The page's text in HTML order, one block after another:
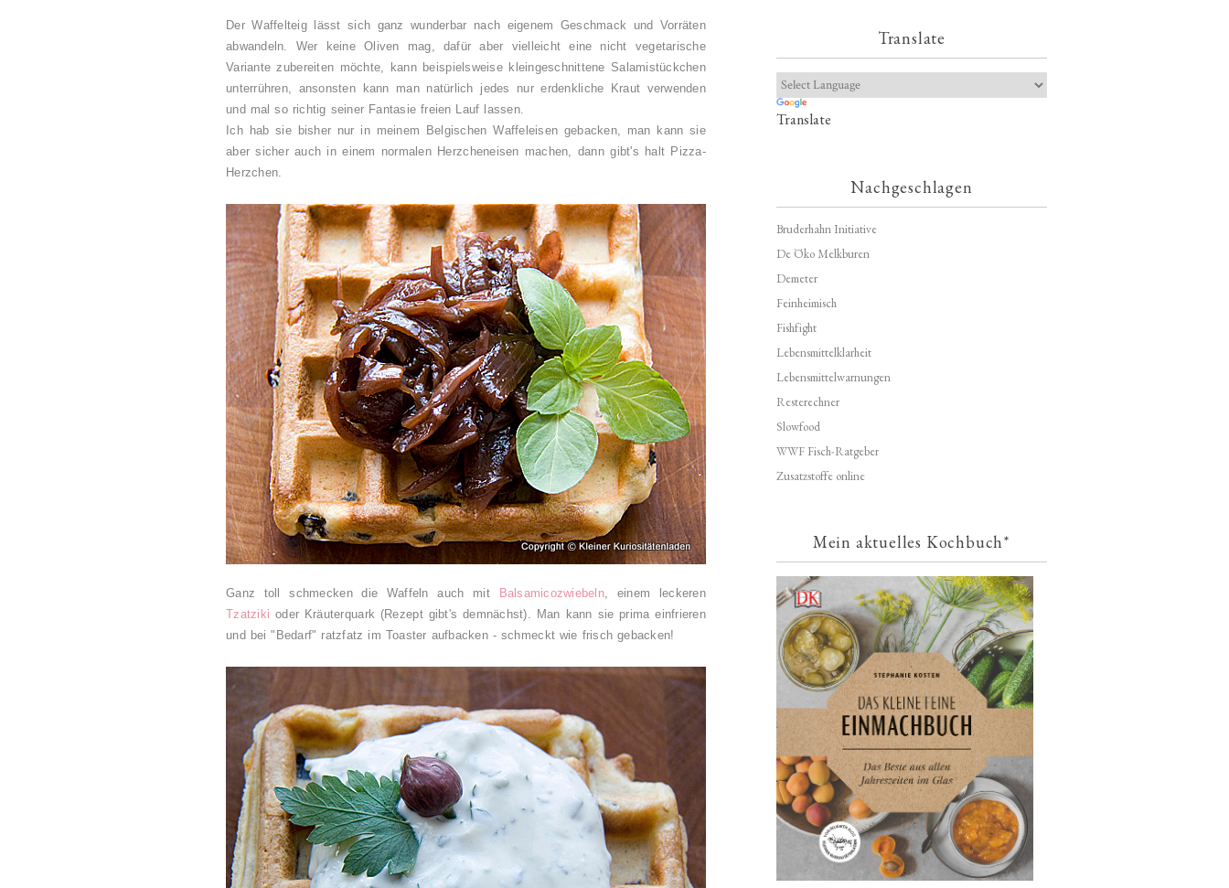
Der Waffelteig lässt sich ganz wunderbar nach eigenem Geschmack und Vorräten
abwandeln. Wer keine Oliven mag, dafür aber vielleicht eine nicht vegetarische
Variante zubereiten möchte, kann beispielsweise kleingeschnittene Salamistückchen
unterrühren, ansonsten kann man natürlich jedes nur erdenkliche Kraut verwenden
und mal so richtig seiner Fantasie freien Lauf lassen.
Ich hab sie bisher nur in meinem Belgischen Waffeleisen gebacken, man kann sie
aber sicher auch in einem normalen Herzcheneisen machen, dann gibt's halt Pizza-
Herzchen.
Ganz toll schmecken die Waffeln auch mit Balsamicozwiebeln, einem leckeren
Tzatziki oder Kräuterquark (Rezept gibt's demnächst). Man kann sie prima einfrieren
und bei "Bedarf" ratzfatz im Toaster aufbacken - schmeckt wie frisch gebacken!
Translate
Translate
Nachgeschlagen
Bruderhahn Initiative
De Öko Melkburen
Demeter
Feinheimisch
Fishfight
Lebensmittelklarheit
Lebensmittelwarnungen
Resterechner
Slowfood
WWF Fisch-Ratgeber
Zusatzstoffe online
Mein aktuelles Kochbuch*